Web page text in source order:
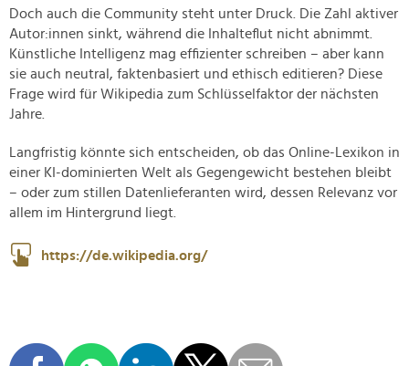
Doch auch die Community steht unter Druck. Die Zahl aktiver
Autor:innen sinkt, während die Inhalteflut nicht abnimmt.
Künstliche Intelligenz mag effizienter schreiben – aber kann
sie auch neutral, faktenbasiert und ethisch editieren? Diese
Frage wird für Wikipedia zum Schlüsselfaktor der nächsten
Jahre.
Langfristig könnte sich entscheiden, ob das Online-Lexikon in
einer KI-dominierten Welt als Gegengewicht bestehen bleibt
– oder zum stillen Datenlieferanten wird, dessen Relevanz vor
allem im Hintergrund liegt.
https://de.wikipedia.org/